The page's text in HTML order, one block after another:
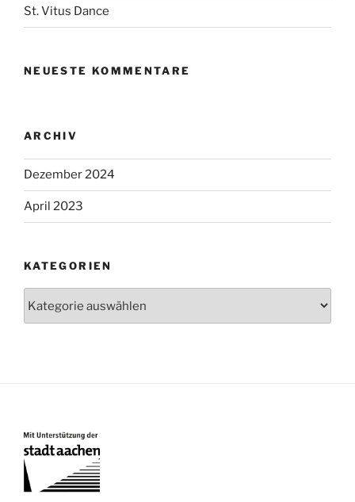
St. Vitus Dance
NEUESTE KOMMENTARE
ARCHIV
Dezember 2024
April 2023
KATEGORIEN